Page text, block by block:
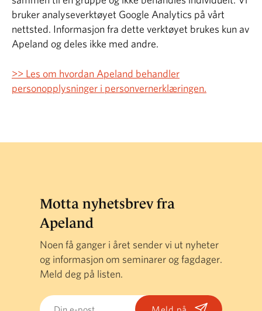
bruker analyseverktøyet Google Analytics på vårt
nettsted. Informasjon fra dette verktøyet brukes kun av
Apeland og deles ikke med andre.
>> Les om hvordan Apeland behandler
personopplysninger i personvernerklæringen.
Motta nyhetsbrev fra
Apeland
Noen få ganger i året sender vi ut nyheter
og informasjon om seminarer og fagdager.
Meld deg på listen.
Email